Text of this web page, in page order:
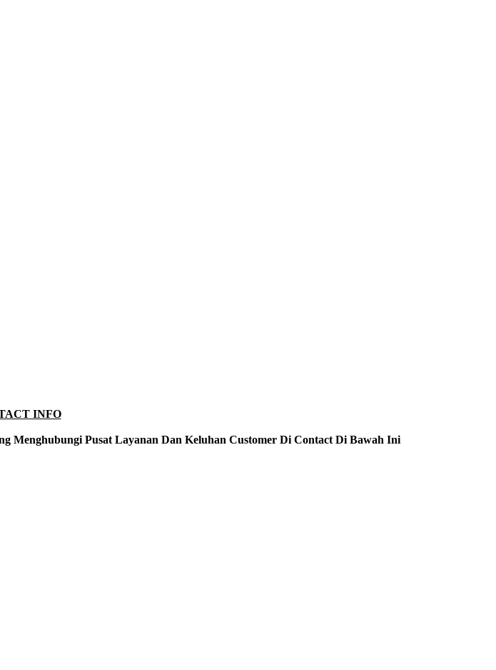
INFO
Menghubungi Pusat Layanan Dan Keluhan Customer Di Contact Di Bawah Ini